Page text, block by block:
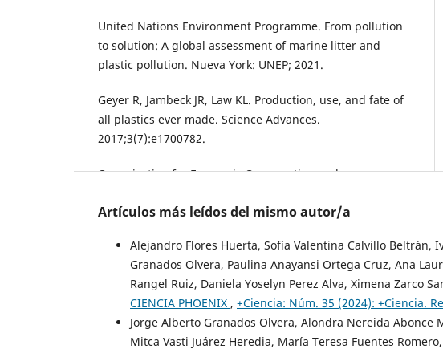
United Nations Environment Programme. From pollution
to solution: A global assessment of marine litter and
plastic pollution. Nueva York: UNEP; 2021.
Geyer R, Jambeck JR, Law KL. Production, use, and fate of
all plastics ever made. Science Advances.
2017;3(7):e1700782.
Organisation for Economic Co-operation and
environmental impacts and policy options. París: OECD;
Thomas BS, Gupta RC. A comprehensive review on the
applications of waste tire rubber in cement concrete.
Renewable and Sustainable Energy Reviews.
2016;54:1323–1333.
Artículos más leídos del mismo autor/a
Alejandro Flores Huerta, Sofía Valentina Calvillo Beltrán,
Granados Olvera, Paulina Anayansi Ortega Cruz, Ana
Rangel Ruiz, Daniela Yoselyn Perez Alva, Ximena Zarco
CIENCIA PHOENIX , +Ciencia: Núm. 35 (2024): +Ciencia.
Jorge Alberto Granados Olvera, Alondra Nereida Abonce
Mitca Vasti Juárez Heredia, María Teresa Fuentes